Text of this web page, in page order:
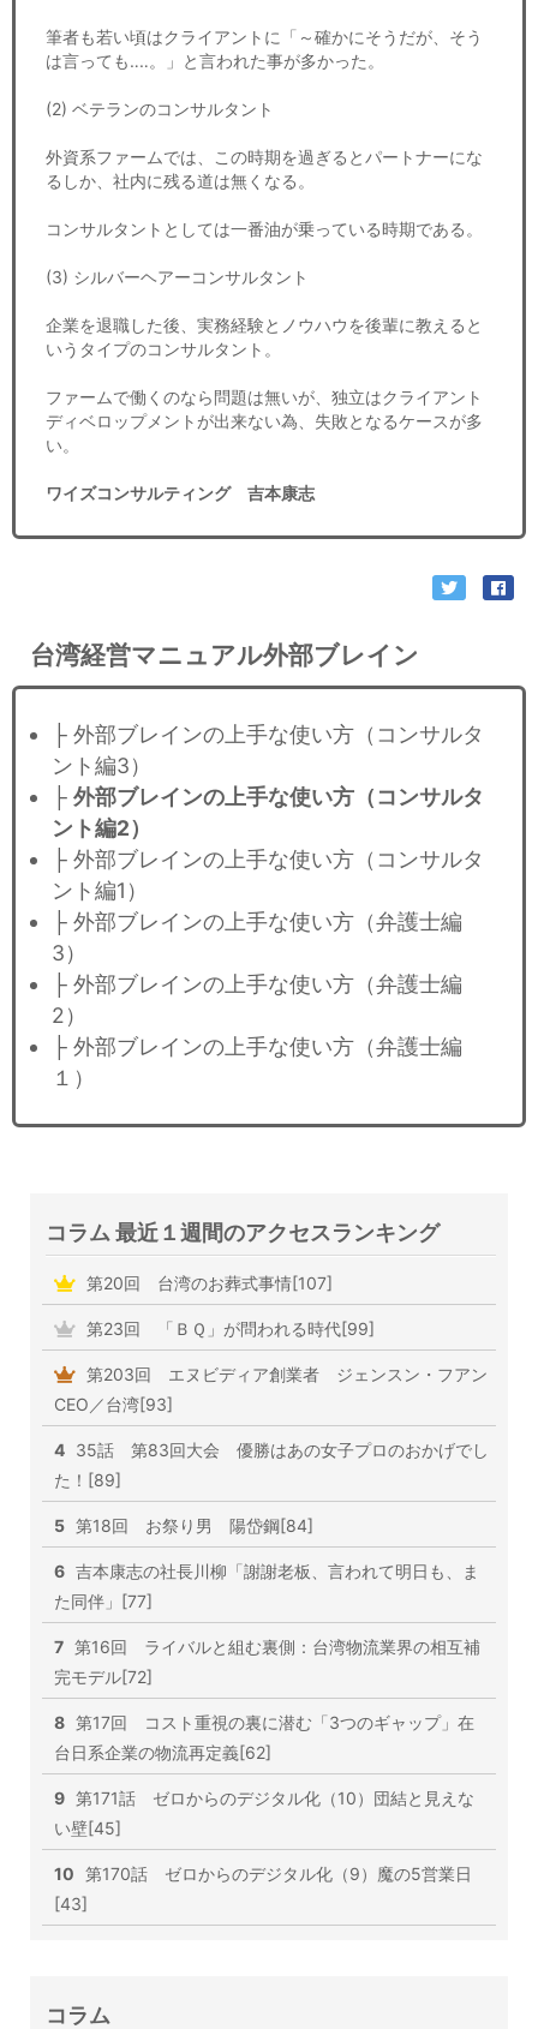
筆者も若い頃はクライアントに「～確かにそうだが、そう
は言っても‥‥。」と言われた事が多かった。
(2) ベテランのコンサルタント
外資系ファームでは、この時期を過ぎるとパートナーにな
るしか、社内に残る道は無くなる。
コンサルタントとしては一番油が乗っている時期である。
(3) シルバーヘアーコンサルタント
企業を退職した後、実務経験とノウハウを後輩に教えると
いうタイプのコンサルタント。
ファームで働くのなら問題は無いが、独立はクライアント
ディベロップメントが出来ない為、失敗となるケースが多
い。
ワイズコンサルティング 吉本康志
台湾経営マニュアル外部ブレイン
├ 外部ブレインの上手な使い方（コンサルタ
ント編3）
├ 外部ブレインの上手な使い方（コンサルタ
ント編2）
├ 外部ブレインの上手な使い方（コンサルタ
ント編1）
├ 外部ブレインの上手な使い方（弁護士編
3）
├ 外部ブレインの上手な使い方（弁護士編
2）
├ 外部ブレインの上手な使い方（弁護士編
１）
コラム 最近１週間のアクセスランキング
第20回 台湾のお葬式事情[107]
第23回 「ＢＱ」が問われる時代[99]
第203回 エヌビディア創業者 ジェンスン・フアン
CEO／台湾[93]
4 35話 第83回大会 優勝はあの女子プロのおかげでし
た！[89]
5 第18回 お祭り男 陽岱鋼[84]
6 吉本康志の社長川柳「謝謝老板、言われて明日も、ま
た同伴」[77]
7 第16回 ライバルと組む裏側：台湾物流業界の相互補
完モデル[72]
8 第17回 コスト重視の裏に潜む「3つのギャップ」在
台日系企業の物流再定義[62]
9 第171話 ゼロからのデジタル化（10）団結と見えな
い壁[45]
10 第170話 ゼロからのデジタル化（9）魔の5営業日
[43]
コラム